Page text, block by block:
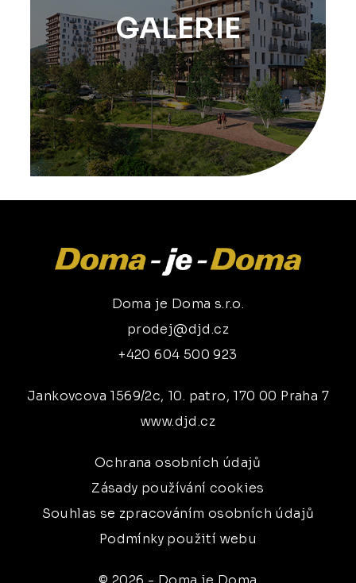
GALERIE
Doma je Doma s.r.o.
prodej@djd.cz
+420 604 500 923
Jankovcova 1569/2c, 10. patro, 170 00 Praha 7
www.djd.cz
Ochrana osobních údajů
Zásady používání cookies
Souhlas se zpracováním osobních údajů
Podmínky použití webu